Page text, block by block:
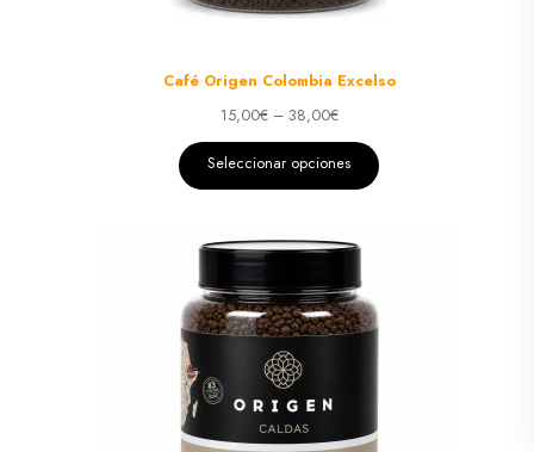
Café Origen Colombia Excelso
15,00€– 38,00€
Seleccionar opciones